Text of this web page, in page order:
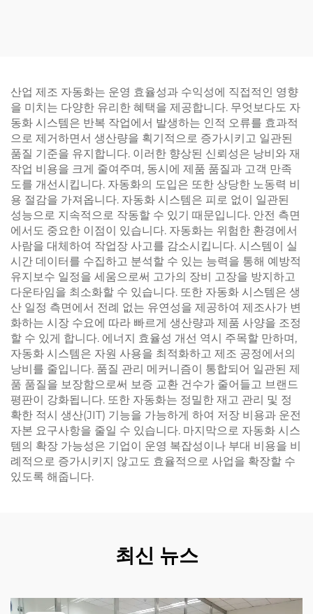
산업 제조 자동화는 운영 효율성과 수익성에 직접적인 영향
을 미치는 다양한 유리한 혜택을 제공합니다. 무엇보다도 자
동화 시스템은 반복 작업에서 발생하는 인적 오류를 효과적
으로 제거하면서 생산량을 획기적으로 증가시키고 일관된
품질 기준을 유지합니다. 이러한 향상된 신뢰성은 낭비와 재
작업 비용을 크게 줄여주며, 동시에 제품 품질과 고객 만족
도를 개선시킵니다. 자동화의 도입은 또한 상당한 노동력 비
용 절감을 가져옵니다. 자동화 시스템은 피로 없이 일관된
성능으로 지속적으로 작동할 수 있기 때문입니다. 안전 측면
에서도 중요한 이점이 있습니다. 자동화는 위험한 환경에서
사람을 대체하여 작업장 사고를 감소시킵니다. 시스템이 실
시간 데이터를 수집하고 분석할 수 있는 능력을 통해 예방적
유지보수 일정을 세움으로써 고가의 장비 고장을 방지하고
다운타임을 최소화할 수 있습니다. 또한 자동화 시스템은 생
산 일정 측면에서 전례 없는 유연성을 제공하여 제조사가 변
화하는 시장 수요에 따라 빠르게 생산량과 제품 사양을 조정
할 수 있게 합니다. 에너지 효율성 개선 역시 주목할 만하며,
자동화 시스템은 자원 사용을 최적화하고 제조 공정에서의
낭비를 줄입니다. 품질 관리 메커니즘이 통합되어 일관된 제
품 품질을 보장함으로써 보증 교환 건수가 줄어들고 브랜드
평판이 강화됩니다. 또한 자동화는 정밀한 재고 관리 및 정
확한 적시 생산(JIT) 기능을 가능하게 하여 저장 비용과 운전
자본 요구사항을 줄일 수 있습니다. 마지막으로 자동화 시스
템의 확장 가능성은 기업이 운영 복잡성이나 부대 비용을 비
례적으로 증가시키지 않고도 효율적으로 사업을 확장할 수
있도록 해줍니다.
최신 뉴스